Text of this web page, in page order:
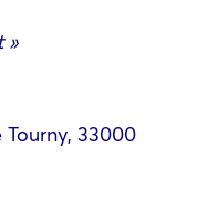
»
33000